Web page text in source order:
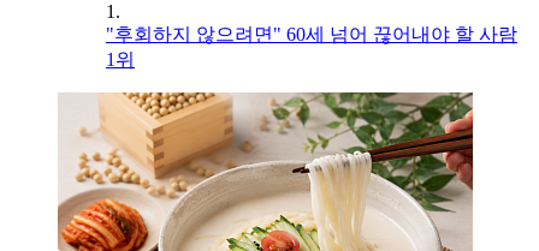
1.
"후회하지 않으려면" 60세 넘어 끊어내야 할 사람
1위